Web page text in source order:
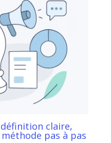
claire,
pas à pas